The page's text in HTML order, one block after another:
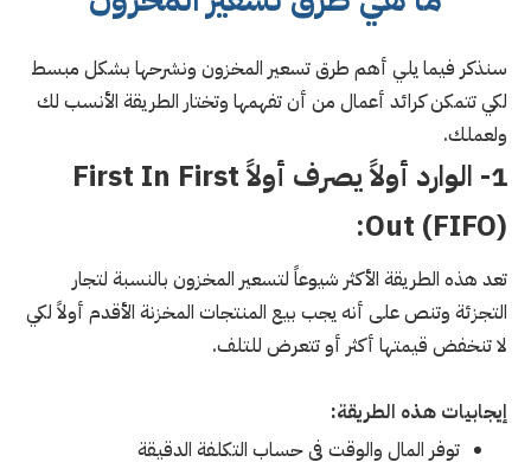
سنذكر فيما يلي أهم طرق تسعير المخزون ونشرحها بشكل مبسط
لكي تتمكن كرائد أعمال من أن تفهمها وتختار الطريقة الأنسب لك
ولعملك.
1- الوارد أولاً يصرف أولاً First In First
Out (FIFO):
تعد هذه الطريقة الأكثر شيوعاً لتسعير المخزون بالنسبة لتجار
التجزئة وتنص على أنه يجب بيع المنتجات المخزنة الأقدم أولاً لكي
لا تنخفض قيمتها أكثر أو تتعرض للتلف.
إيجابيات هذه الطريقة:
توفر المال والوقت في حساب التكلفة الدقيقة